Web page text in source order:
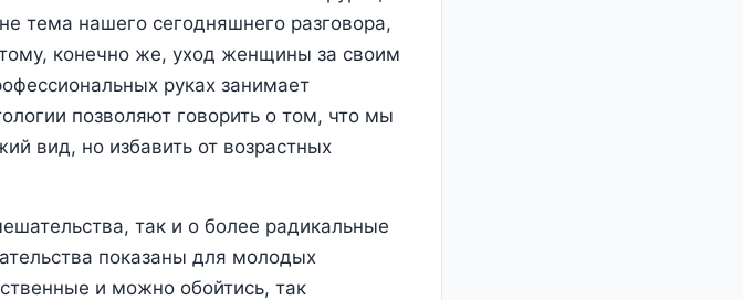
тема нашего сегодняшнего разговора,
конечно же, уход женщины за своим
руках занимает
позволяют говорить о том, что мы
вид, но избавить от возрастных
так и о более радикальные
показаны для молодых
и можно обойтись, так